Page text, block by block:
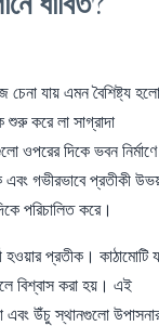
চেনা যায় এমন বৈশিষ্ট্য হলো
করে লা সাগ্রাদা
ওপরের দিকে ভবন নির্মাণে
এবং গভীরভাবে প্রতীকী
পরিচালিত করে।
হওয়ার প্রতীক। কাঠামোটি
বিশ্বাস করা হয়। এই
এবং উঁচু স্থানগুলো